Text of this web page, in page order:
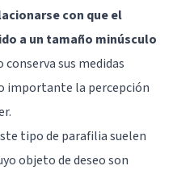
con que el
a un tamaño minúsculo
sus medidas
importante la percepción
tipo de parafilia suelen
objeto de deseo son